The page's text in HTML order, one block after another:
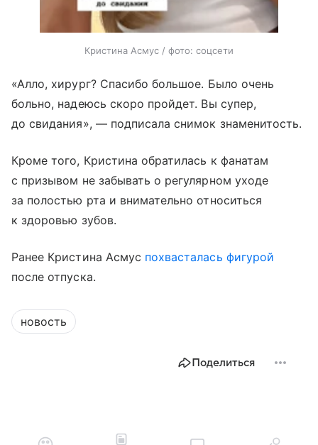
Кристина Асмус / фото: соцсети
«Алло, хирург? Спасибо большое. Было очень
больно, надеюсь скоро пройдет. Вы супер,
до свидания», — подписала снимок знаменитость.
Кроме того, Кристина обратилась к фанатам
с призывом не забывать о регулярном уходе
за полостью рта и внимательно относиться
к здоровью зубов.
Ранее Кристина Асмус похвасталась фигурой
после отпуска.
новость
Поделиться